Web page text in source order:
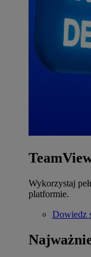
Wykorzystaj
platformie.
Dowiedz